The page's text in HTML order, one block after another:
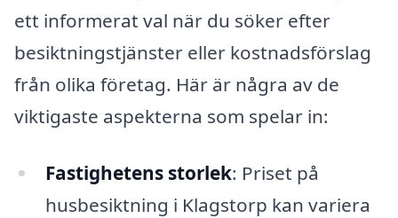
ett informerat val när du söker efter
besiktningstjänster eller kostnadsförslag
från olika företag. Här är några av de
viktigaste aspekterna som spelar in:
Fastighetens storlek: Priset på
husbesiktning i Klagstorp kan variera